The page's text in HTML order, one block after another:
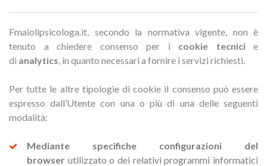
Fmaiolipsicologa.it, secondo la normativa vigente, non è
tenuto a chiedere consenso per i cookie tecnicie
di analytics, in quanto necessari a fornire i servizi richiesti.
Per tutte le altre tipologie di cookie il consenso può essere
espresso dall’Utente con una o più di una delle seguenti
modalità:
Mediante specifiche configurazioni del
browser utilizzato o dei relativi programmi informatici